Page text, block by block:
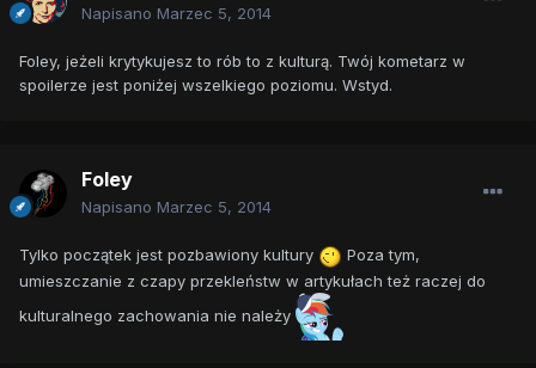
Napisano Marzec 5, 2014
Foley, jeżeli krytykujesz to rób to z kulturą. Twój kometarz w
spoilerze jest poniżej wszelkiego poziomu. Wstyd.
Foley
Napisano Marzec 5, 2014
Tylko początek jest pozbawiony kultury
Poza tym,
umieszczanie z czapy przekleństw w artykułach też raczej do
kulturalnego zachowania nie należy